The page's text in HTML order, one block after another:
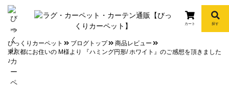
info
カート 探す
びっくりカーペット ブログトップ
商品レビュー
東京都にお住いの M様より 『ハミング円形/ ホワイト』のご感想を頂きました
♪